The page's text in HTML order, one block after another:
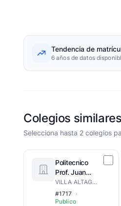
Tendencia de
6 años de datos
Colegios
Selecciona hasta 2 colegios
Politecnico
Prof. Juan
Emilio Bosch
Gaviño
VILLA ALTAGRACIA
#1717 ·
Publico